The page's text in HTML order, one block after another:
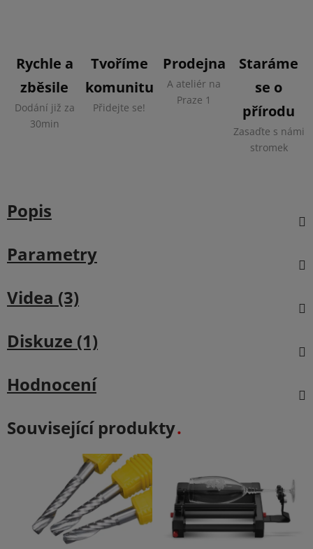
Rychle a
zběsile
Dodání již za
30min
Tvoříme
komunitu
Přidejte se!
Prodejna
A ateliér na
Praze 1
Staráme
se o
přírodu
Zasaďte s námi
stromek
Popis
Parametry
Videa (3)
Diskuze (1)
Hodnocení
Související produkty